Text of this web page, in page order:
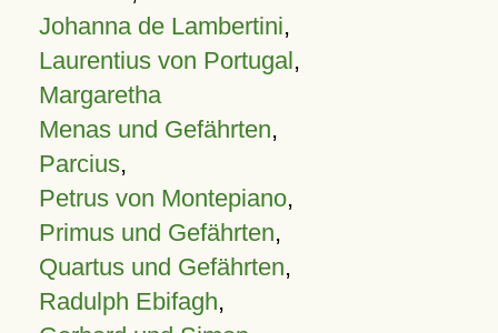
Johanna de Lambertini,
Laurentius von Portugal,
Margaretha
Menas und Gefährten,
Parcius,
Petrus von Montepiano,
Primus und Gefährten,
Quartus und Gefährten,
Radulph Ebifagh,